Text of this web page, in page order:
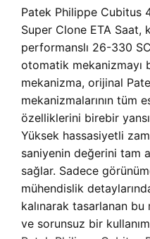
Patek Philippe Cubitus
Super Clone ETA Saat,
performanslı 26-330
otomatik mekanizmayı
mekanizma, orijinal
mekanizmalarının tüm
özelliklerini birebir
Yüksek hassasiyetli
saniyenin değerini tam
sağlar. Sadece
mühendislik
kalınarak tasarlanan
ve sorunsuz bir